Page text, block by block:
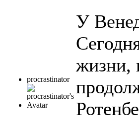
procrastinator
У
жизни,